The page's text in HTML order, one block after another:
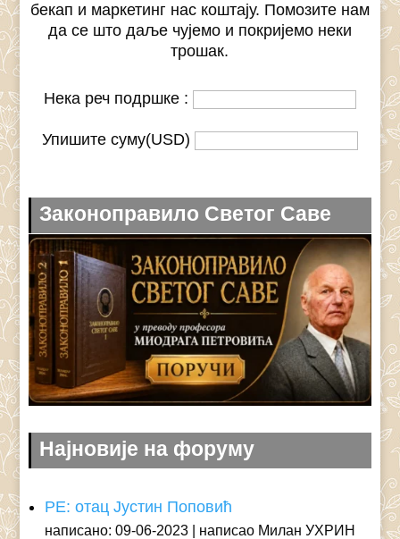
бекап и маркетинг нас коштају. Помозите нам
да се што даље чујемо и покријемо неки
трошак.
Нека реч подршке :
Упишите суму(USD)
Законоправило Светог Саве
Најновије на форуму
РЕ: отац Јустин Поповић
написано: 09-06-2023 написао Милан УХРИН